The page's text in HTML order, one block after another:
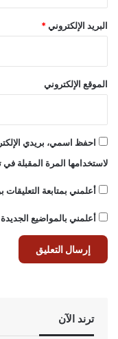
البريد الإلكتروني*
الموقع الإلكتروني
احفظ اسمي، بريدي
لاستخدامها المرة المقبلة في
أعلمني بمتابعة التعليقات
أعلمني بالمواضيع
ترند الآن